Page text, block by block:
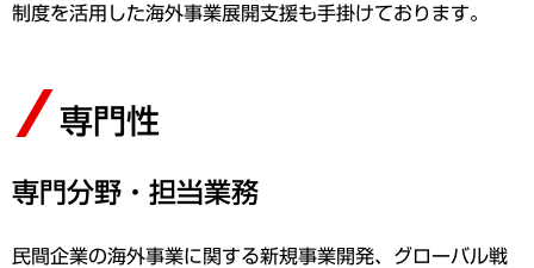
制度を活用した海外事業展開支援も手掛けております。
専門性
専門分野・担当業務
民間企業の海外事業に関する新規事業開発、グローバル戦